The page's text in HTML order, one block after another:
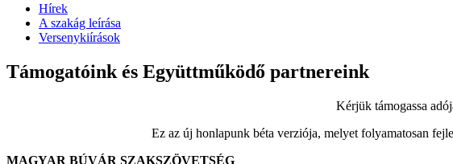
Hírek
A szakág leírása
Versenykiírások
Támogatóink és Együttműködő partnereink
Kérjük támogassa
Ez az új honlapunk béta verziója, melyet folyamatosan
MAGYAR BÚVÁR SZAKSZÖVETSÉG